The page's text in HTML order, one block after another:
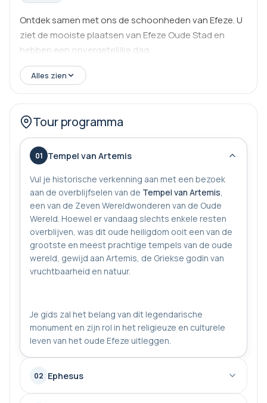
Ontdek samen met ons de schoonheden van Efeze. U
ziet de mooiste plaatsen van Efeze Oude Stad en
hebben een onvergetelijke dag.
Alles zien
Tour programma
01 Tempel van Artemis
Vul je historische verkenning aan met een bezoek
aan de overblijfselen van de Tempel van Artemis,
een van de Zeven Wereldwonderen van de Oude
Wereld. Hoewel er vandaag slechts enkele resten
overblijven, was dit oude heiligdom ooit een van de
grootste en meest prachtige tempels van de oude
wereld, gewijd aan Artemis, de Griekse godin van
vruchtbaarheid en natuur.
Je gids zal het belang van dit legendarische
monument en zijn rol in het religieuze en culturele
leven van het oude Efeze uitleggen.
02 Ephesus